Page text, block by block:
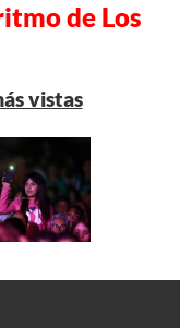
de Los
vistas